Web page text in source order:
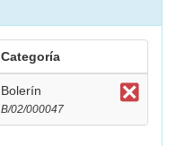
Categoría
Bolerín
B/02/000047